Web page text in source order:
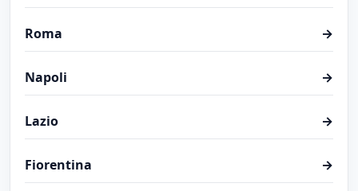
Roma →
Napoli →
Lazio →
Fiorentina →